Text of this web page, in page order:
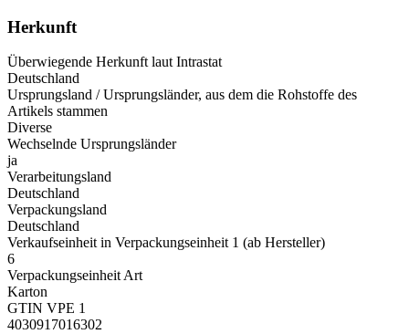
Herkunft
Überwiegende Herkunft laut Intrastat
Deutschland
Ursprungsland / Ursprungsländer, aus dem die Rohstoffe des
Artikels stammen
Diverse
Wechselnde Ursprungsländer
ja
Verarbeitungsland
Deutschland
Verpackungsland
Deutschland
Verkaufseinheit in Verpackungseinheit 1 (ab Hersteller)
6
Verpackungseinheit Art
Karton
GTIN VPE 1
4030917016302